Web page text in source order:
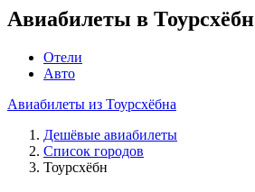
Авиабилеты в Тоурсхёбн
Отели
Авто
Авиабилеты из Тоурсхёбна
Дешёвые авиабилеты
Список городов
Тоурсхёбн